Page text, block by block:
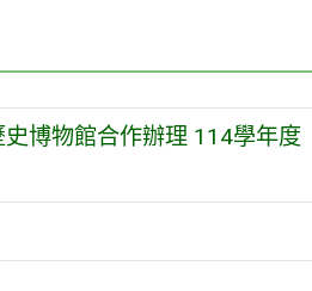
博物館合作辦理 114學年